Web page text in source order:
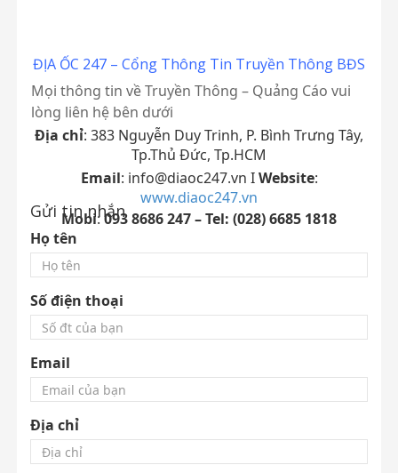
ĐỊA ỐC 247 – Cổng Thông Tin Truyền Thông BĐS
Mọi thông tin về Truyền Thông – Quảng Cáo vui
lòng liên hệ bên dưới
Địa chỉ: 383 Nguyễn Duy Trinh, P. Bình Trưng Tây,
Tp.Thủ Đức, Tp.HCM
Email: info@diaoc247.vn IWebsite:
www.diaoc247.vn
Mobi:093 8686 247 – Tel: (028) 6685 1818
Gửi tin nhắn
Họ tên
Số điện thoại
Email
Địa chỉ